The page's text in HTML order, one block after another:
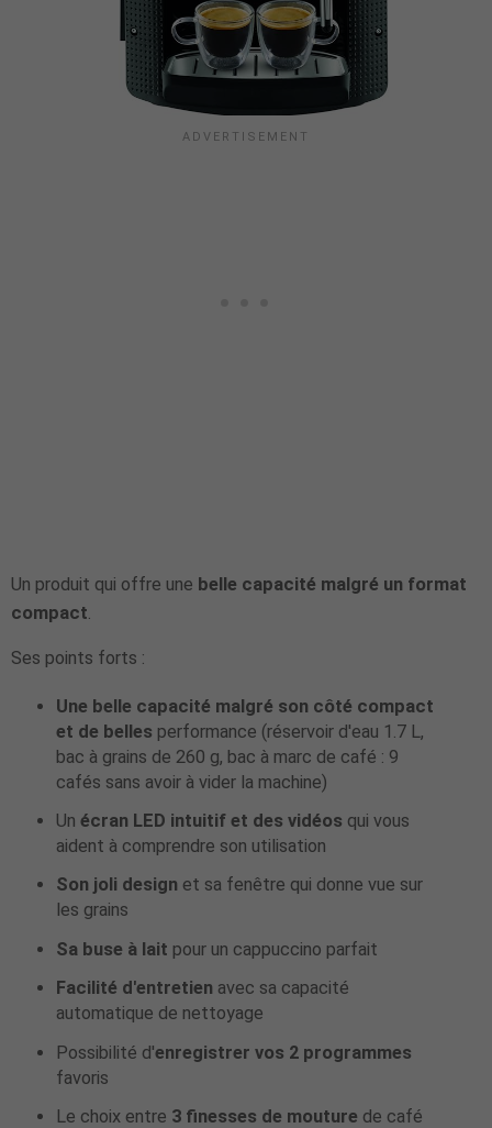
Un produit qui offre une belle capacité malgré un format
compact
Ses points forts :
Une belle capacité malgré son côté compact
et de belles performance (réservoir d'eau 1.7 L,
bac à grains de 260 g, bac à marc de café : 9
cafés sans avoir à vider la machine)
Un écran LED intuitif et des vidéos qui vous
aident à comprendre son utilisation
Son joli design et sa fenêtre qui donne vue sur
les grains
Sa buse à lait pour un cappuccino parfait
Facilité d'entretien avec sa capacité
automatique de nettoyage
Possibilité d'enregistrer vos 2 programmes
favoris
Le choix entre 3 finesses de mouture de café